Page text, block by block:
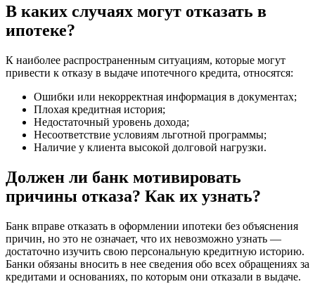
В каких случаях могут отказать в
ипотеке?
К наиболее распространенным ситуациям, которые могут
привести к отказу в выдаче ипотечного кредита, относятся:
Ошибки или некорректная информация в документах;
Плохая кредитная история;
Недостаточный уровень дохода;
Несоответствие условиям льготной программы;
Наличие у клиента высокой долговой нагрузки.
Должен ли банк мотивировать
причины отказа? Как их узнать?
Банк вправе отказать в оформлении ипотеки без объяснения
причин, но это не означает, что их невозможно узнать —
достаточно изучить свою персональную кредитную историю.
Банки обязаны вносить в нее сведения обо всех обращениях за
кредитами и основаниях, по которым они отказали в выдаче.